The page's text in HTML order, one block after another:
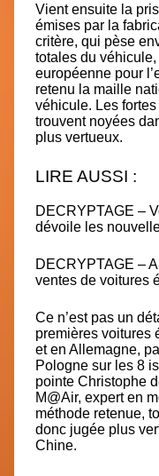
Vient ensuite la
émises par la
critère, qui pèse
totales du
européenne pour
retenu la maille
véhicule. Les
trouvent noyées
plus vertueux.
LIRE AUSSI :
DECRYPTAGE –
dévoile les
DECRYPTAGE –
ventes de voitures
Ce n’est pas un
premières voitures
et en Allemagne,
Pologne sur les 8
pointe Christophe
M@Air, expert en
méthode retenue,
donc jugée plus
Chine.